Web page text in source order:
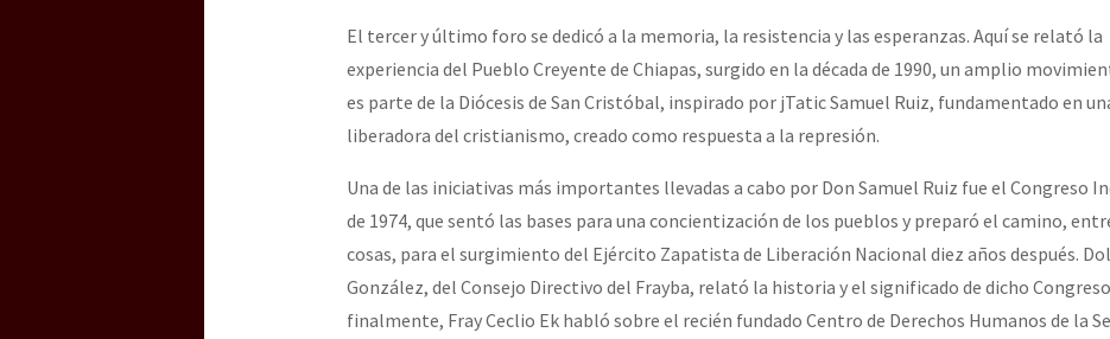
El tercer y último foro se dedicó a la memoria, la resistencia y las esperanzas. Aquí se relató la
experiencia del Pueblo Creyente de Chiapas, surgido en la década de 1990, un amplio
es parte de la Diócesis de San Cristóbal, inspirado por jTatic Samuel Ruiz, fundamentado en
liberadora del cristianismo, creado como respuesta a la represión.
Una de las iniciativas más importantes llevadas a cabo por Don Samuel Ruiz fue el Congreso
de 1974, que sentó las bases para una concientización de los pueblos y preparó el camino,
cosas, para el surgimiento del Ejército Zapatista de Liberación Nacional diez años después.
González, del Consejo Directivo del Frayba, relató la historia y el significado de dicho
finalmente, Fray Ceclio Ek habló sobre el recién fundado Centro de Derechos Humanos de la